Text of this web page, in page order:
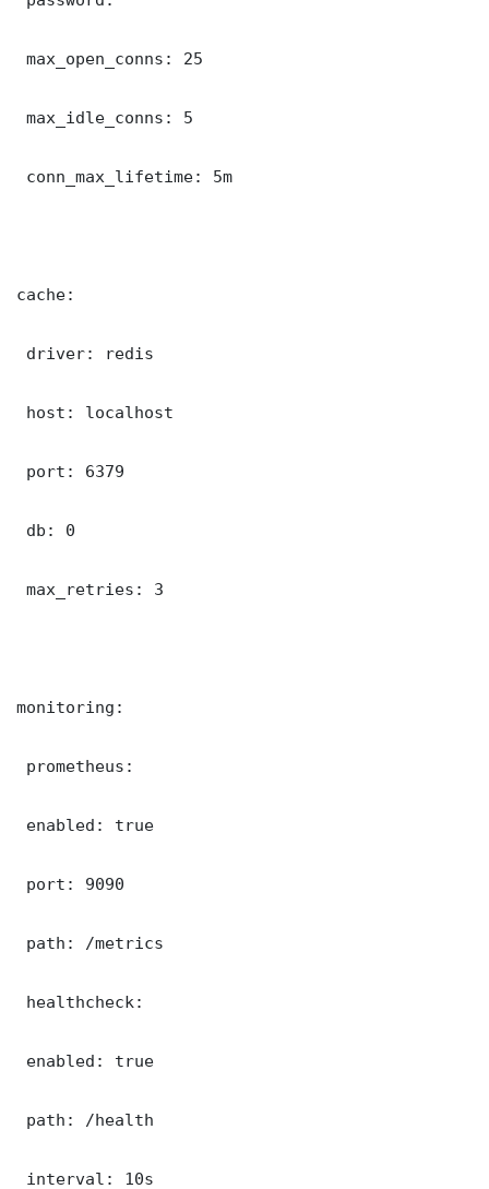
max_open_conns: 25
max_idle_conns: 5
conn_max_lifetime: 5m
cache:
driver: redis
host: localhost
port: 6379
db: 0
max_retries: 3
monitoring:
prometheus:
enabled: true
port: 9090
path: /metrics
healthcheck:
enabled: true
path: /health
interval: 10s